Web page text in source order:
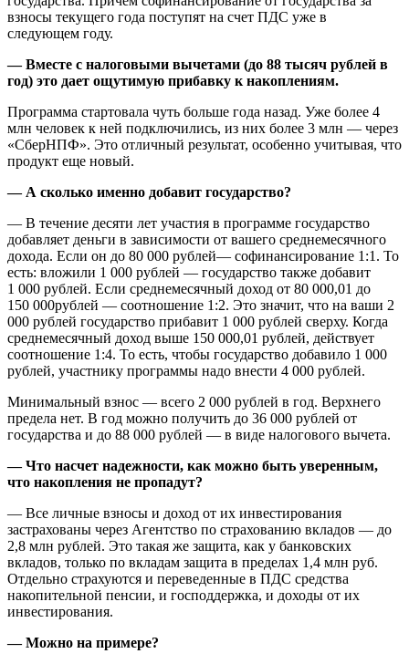
взносы текущего года поступят на счет ПДС уже в
следующем году.
— Вместе с налоговыми вычетами (до 88 тысяч рублей в
год) это дает ощутимую прибавку к накоплениям.
Программа стартовала чуть больше года назад. Уже более 4
млн человек к ней подключились, из них более 3 млн — через
«СберНПФ». Это отличный результат, особенно учитывая, что
продукт еще новый.
— А сколько именно добавит государство?
— В течение десяти лет участия в программе государство
добавляет деньги в зависимости от вашего среднемесячного
дохода. Если он до 80 000 рублей— софинансирование 1:1. То
есть: вложили 1 000 рублей — государство также добавит
1 000 рублей. Если среднемесячный доход от 80 000,01 до
150 000рублей — соотношение 1:2. Это значит, что на ваши 2
000 рублей государство прибавит 1 000 рублей сверху. Когда
среднемесячный доход выше 150 000,01 рублей, действует
соотношение 1:4. То есть, чтобы государство добавило 1 000
рублей, участнику программы надо внести 4 000 рублей.
Минимальный взнос — всего 2 000 рублей в год. Верхнего
предела нет. В год можно получить до 36 000 рублей от
государства и до 88 000 рублей — в виде налогового вычета.
— Что насчет надежности, как можно быть уверенным,
что накопления не пропадут?
— Все личные взносы и доход от их инвестирования
застрахованы через Агентство по страхованию вкладов — до
2,8 млн рублей. Это такая же защита, как у банковских
вкладов, только по вкладам защита в пределах 1,4 млн руб.
Отдельно страхуются и переведенные в ПДС средства
накопительной пенсии, и господдержка, и доходы от их
инвестирования.
— Можно на примере?